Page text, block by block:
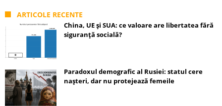
ARTICOLE RECENTE
China, UE și SUA: ce valoare are libertatea fără
siguranță socială?
Paradoxul demografic al Rusiei: statul cere
nașteri, dar nu protejează femeile